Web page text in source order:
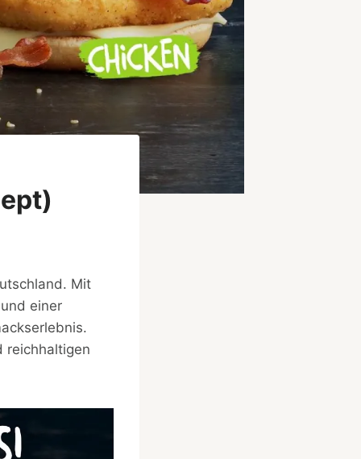
Mit
einer
reichhaltigen